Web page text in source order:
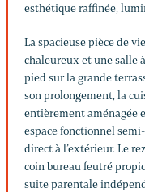
esthétique raffinée,
La spacieuse pièce de
chaleureux et une salle
pied sur la grande
son prolongement, la
entièrement aménagée
espace fonctionnel
direct à l’extérieur. Le
coin bureau feutré
suite parentale